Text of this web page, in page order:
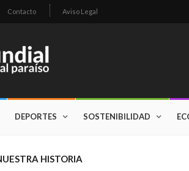
Contacto Aviso Legal
DEPORTES SOSTENIBILIDAD
HISTORIA